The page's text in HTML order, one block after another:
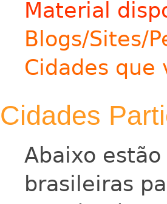
Material
Blogs/Sites/
Cidades que
Cidades
Abaixo
brasileiras